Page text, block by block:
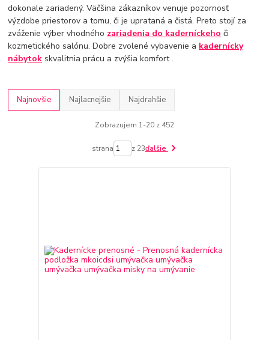
dokonale zariadený. Väčšina zákazníkov venuje pozornosť
výzdobe priestorov a tomu, či je uprataná a čistá. Preto stojí za
zváženie výber vhodného zariadenia do kaderníckeho či
kozmetického salónu. Dobre zvolené vybavenie a kadernícky
nábytok skvalitnia prácu a zvýšia komfort .
Najnovšie Najlacnejšie Najdrahšie
Zobrazujem 1-20 z 452
strana z 23ďalšie